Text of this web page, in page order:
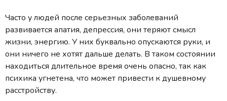
Часто у людей после серьезных заболеваний
развивается апатия, депрессия, они теряют смысл
жизни, энергию. У них буквально опускаются руки, и
они ничего не хотят дальше делать. В таком состоянии
находиться длительное время очень опасно, так как
психика угнетена, что может привести к душевному
расстройству.